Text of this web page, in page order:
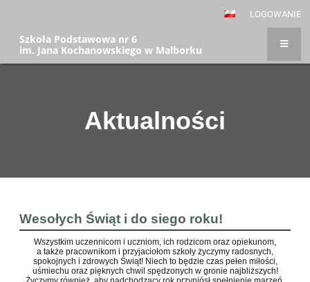
LOGOWANIE
Szkoła Podstawowa nr 6
im. Jana Kochanowskiego w Malborku
Aktualności
Wesołych Świąt i do siego roku!
Wszystkim uczennicom i uczniom, ich rodzicom oraz opiekunom,
a także pracownikom i przyjaciołom szkoły życzymy radosnych,
spokojnych i zdrowych Świąt! Niech to będzie czas pełen miłości,
uśmiechu oraz pięknych chwil spędzonych w gronie najbliższych!